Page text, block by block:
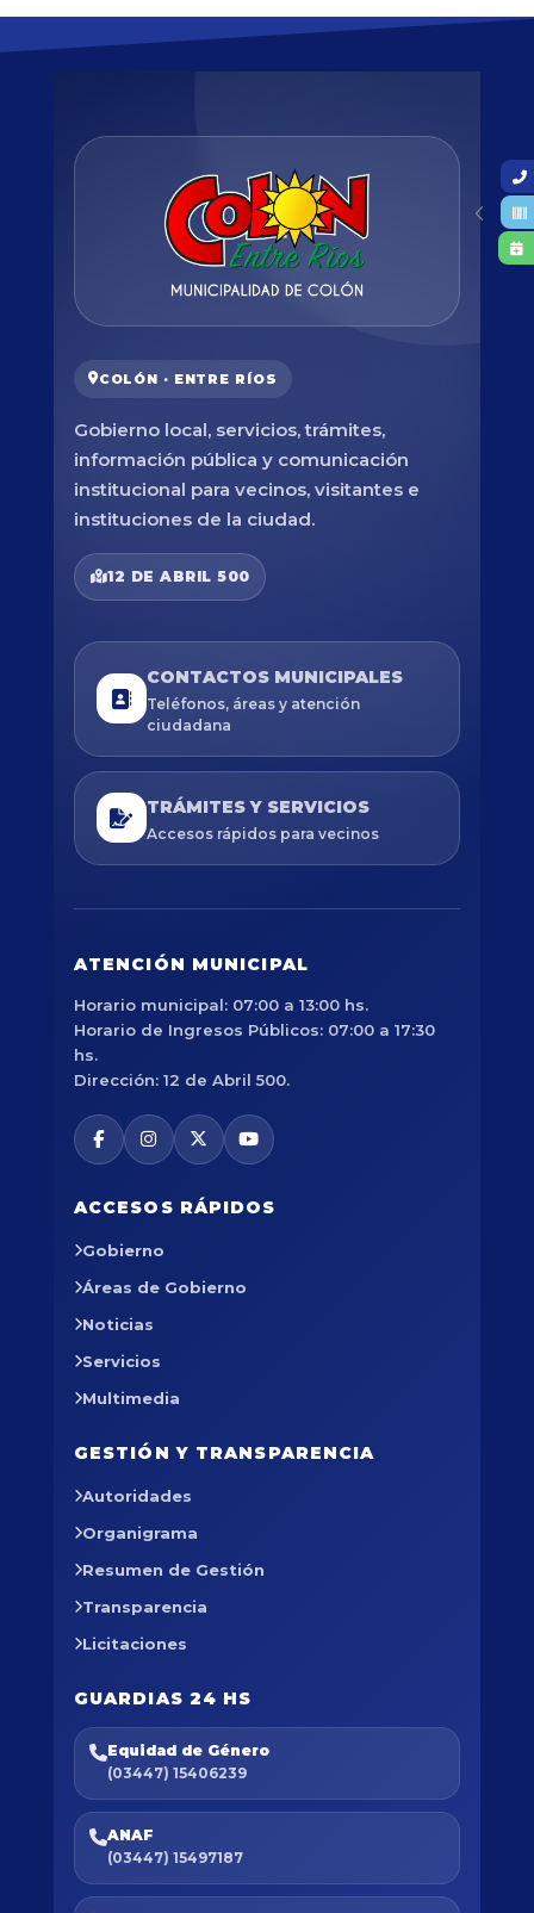
COLÓN · ENTRE RÍOS
Gobierno local, servicios, trámites,
información pública y comunicación
institucional para vecinos, visitantes e
instituciones de la ciudad.
12 DE ABRIL 500
CONTACTOS MUNICIPALES
Teléfonos, áreas y atención
ciudadana
TRÁMITES Y SERVICIOS
Accesos rápidos para vecinos
ATENCIÓN MUNICIPAL
Horario municipal: 07:00 a 13:00 hs.
Horario de Ingresos Públicos: 07:00 a 17:30
hs.
Dirección: 12 de Abril 500.
ACCESOS RÁPIDOS
Gobierno
Áreas de Gobierno
Noticias
Servicios
Multimedia
GESTIÓN Y TRANSPARENCIA
Autoridades
Organigrama
Resumen de Gestión
Transparencia
Licitaciones
GUARDIAS 24 HS
Equidad de Género
(03447) 15406239
ANAF
(03447) 15497187